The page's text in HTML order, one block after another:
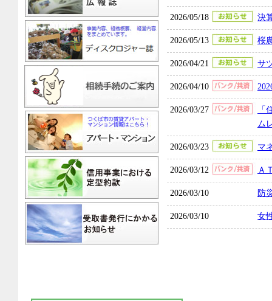
2026/05/18 決
2026/05/13 桜
2026/04/21 サ
2026/04/10
2026/03/27
ム
2026/03/23 マ
2026/03/12 Ａ
2026/03/10 防
2026/03/10 女